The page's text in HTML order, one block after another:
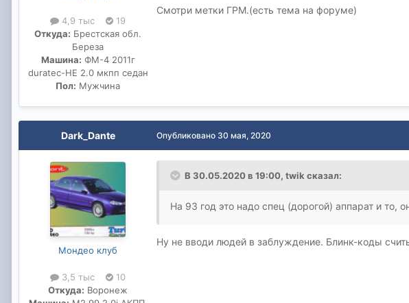
4,9 тыс
19
Откуда: Брестская обл.
Береза
Машина: ФМ-4 2011г
duratec-HE 2.0 мкпп седан
Пол: Мужчина
Смотри метки ГРМ.(есть тема на форуме)
Dark_Dante
Мондео клуб
3,5 тыс
10
Откуда: Воронеж
Опубликовано 30 мая, 2020
В 30.05.2020 в 19:00, twik сказал:
На 93 год это надо спец (дорогой) аппарат и то,
Ну не вводи людей в заблуждение. Блинк-коды